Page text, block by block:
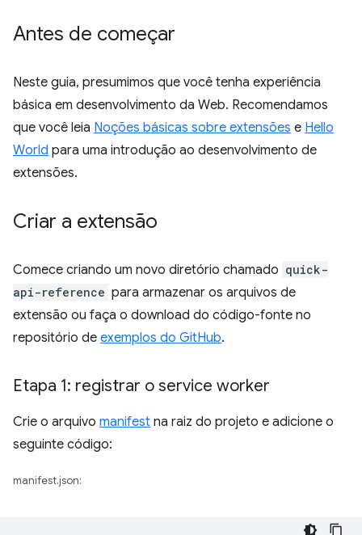
Antes de começar
Neste guia, presumimos que você tenha experiência
básica em desenvolvimento da Web. Recomendamos
que você leia Noções básicas sobre extensões e Hello
World para uma introdução ao desenvolvimento de
extensões.
Criar a extensão
Comece criando um novo diretório chamado quick-
api-reference para armazenar os arquivos de
extensão ou faça o download do código-fonte no
repositório de exemplos do GitHub.
Etapa 1: registrar o service worker
Crie o arquivo manifest na raiz do projeto e adicione o
seguinte código:
manifest.json: